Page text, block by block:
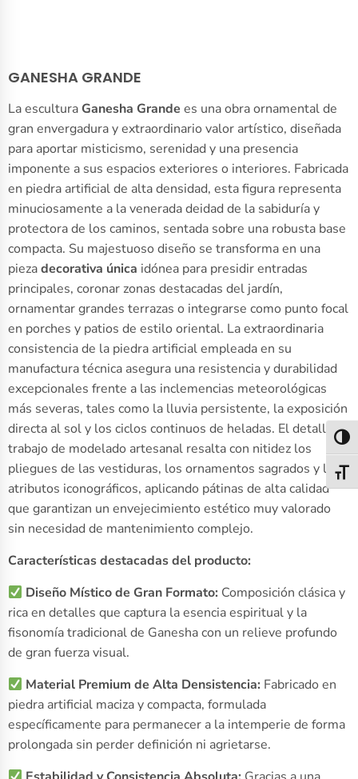
GANESHA GRANDE
La escultura Ganesha Grande es una obra ornamental de
gran envergadura y extraordinario valor artístico, diseñada
para aportar misticismo, serenidad y una presencia
imponente a sus espacios exteriores o interiores. Fabricada
en piedra artificial de alta densidad, esta figura representa
minuciosamente a la venerada deidad de la sabiduría y
protectora de los caminos, sentada sobre una robusta base
compacta. Su majestuoso diseño se transforma en una
piezadecorativa única idónea para presidir entradas
principales, coronar zonas destacadas del jardín,
ornamentar grandes terrazas o integrarse como punto focal
en porches y patios de estilo oriental. La extraordinaria
consistencia de la piedra artificial empleada en su
manufactura técnica asegura una resistencia y durabilidad
excepcionales frente a las inclemencias meteorológicas
más severas, tales como la lluvia persistente, la exposición
directa al sol y los ciclos continuos de heladas. El detallado
trabajo de modelado artesanal resalta con nitidez los
pliegues de las vestiduras, los ornamentos sagrados y los
atributos iconográficos, aplicando pátinas de alta calidad
que garantizan un envejecimiento estético muy valorado
sin necesidad de mantenimiento complejo.
Características destacadas del producto:
Diseño Místico de Gran Formato: Composición clásica y
rica en detalles que captura la esencia espiritual y la
fisonomía tradicional de Ganesha con un relieve profundo
de gran fuerza visual.
Material Premium de Alta Densistencia: Fabricado en
piedra artificial maciza y compacta, formulada
específicamente para permanecer a la intemperie de forma
prolongada sin perder definición ni agrietarse.